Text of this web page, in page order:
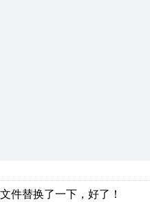
件替换了一下，好了！